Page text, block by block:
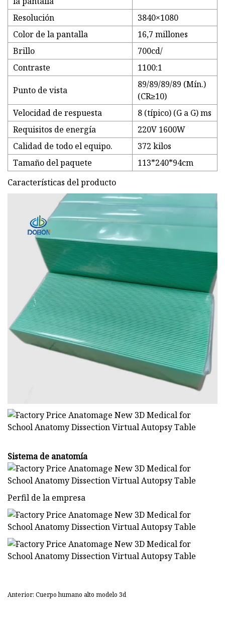
Resolución
3840×1080
Color de la pantalla
16,7 millones
Brillo
700cd/
Contraste
1100:1
Punto de vista
89/89/89/89 (Mín.)
(CR≥10)
Velocidad de respuesta
8 (típico) (G a G) ms
Requisitos de energía
220V 1600W
Calidad de todo el equipo.
372 kilos
Tamaño del paquete
113*240*94cm
Características del producto
Sistema de anatomía
Perfil de la empresa
Anterior: Cuerpo humano alto modelo 3d